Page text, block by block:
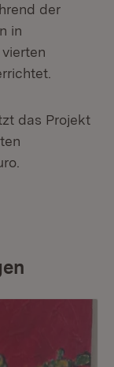
der
in
in neuem
das Projekt